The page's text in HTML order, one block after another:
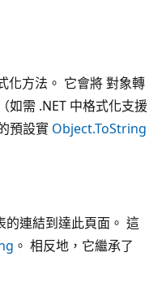
化方法。 它會將 對象轉
如需 .NET 中格式化支援
預設實 Object.ToString
的連結到達此頁面。 這
。 相反地，它繼承了